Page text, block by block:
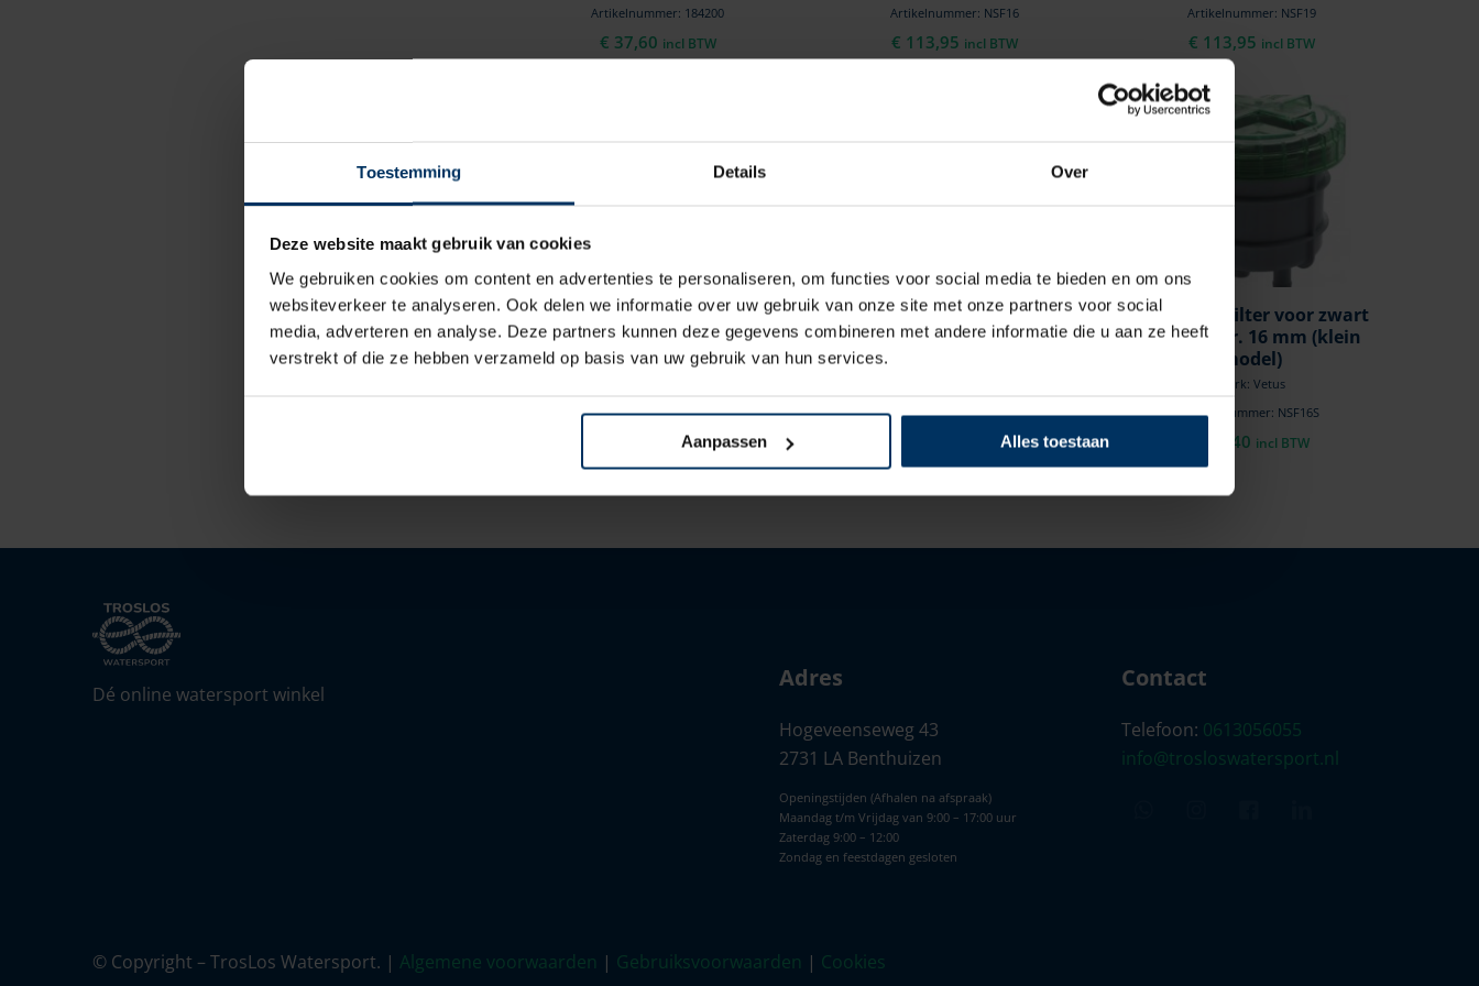
Toestemming Details Over
Deze website maakt gebruik van cookies
We gebruiken cookies om content en advertenties te personaliseren, om functies voor social media te bieden en om ons
websiteverkeer te analyseren. Ook delen we informatie over uw gebruik van onze site met onze partners voor social
media, adverteren en analyse. Deze partners kunnen deze gegevens combineren met andere informatie die u aan ze heeft
verstrekt of die ze hebben verzameld op basis van uw gebruik van hun services.
Aanpassen Alles toestaan
Artikelnummer: 184200
€ 37,60 incl BTW
Artikelnummer: NSF16
€ 113,95 incl BTW
Artikelnummer: NSF19
€ 113,95 incl BTW
Vetus geurfilter voor zwart
afvalwater, 25 mm
Merk: Vetus
€111,20 incl BTW
Vetus geurfilter voor zwart
afvalwater, 38 mm
€111,20 incl BTW
Vetus geurfilter voor zwart
afvalwater. 16 mm (klein
model)
Merk: Vetus
Artikelnummer: NSF16S
89,40 incl BTW
Dé online watersport winkel
Adres
Hogeveenseweg 43
2731 LA Benthuizen
Openingstijden (Afhalen na afspraak)
Maandag t/m Vrijdag van 9:00 – 17:00 uur
Zaterdag 9:00 – 12:00
Zondag en feestdagen gesloten
Contact
Telefoon: 0613056055
info@trosloswatersport.nl
© Copyright – TrosLos Watersport. | Algemene voorwaarden | Gebruiksvoorwaarden | Cookies